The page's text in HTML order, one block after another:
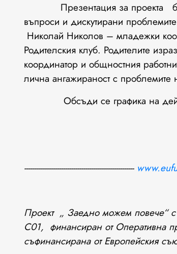
Презентация за проекта бе
въпроси и дискутирани
Николай Николов – младежки
Родителския клуб. Родителите
координатор и общностния
лична ангажираност с проблемите
Обсъди се графика на
------------------------------------------------------
Проект „ Заедно можем повече“
C01, финансиран от Оперативна
съфинансирана от Европейския